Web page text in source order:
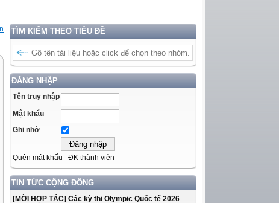
TÌM KIẾM THEO TIÊU ĐỀ
ĐĂNG NHẬP
Tên truy nhập
Mật khẩu
Ghi nhớ
Quên mật khẩu ĐK thành viên
TIN TỨC CỘNG ĐỒNG
[MỜI HỢP TÁC] Các kỳ thi Olympic Quốc tế 2026